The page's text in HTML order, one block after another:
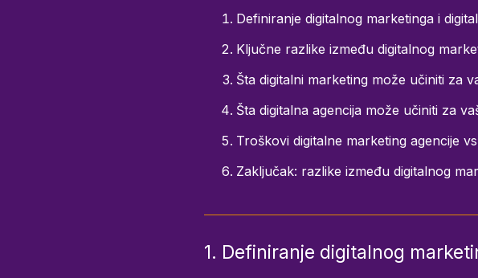
Definiranje digitalnog marketinga i
Ključne razlike između digitalnog
Šta digitalni marketing može učiniti za
Šta digitalna agencija može učiniti za
Troškovi digitalne marketing agencije
Zaključak: razlike između digitalnog
1. Definiranje digitalnog